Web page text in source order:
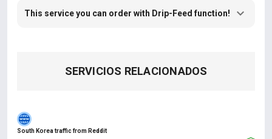
This service you can order with Drip-Feed function!
SERVICIOS RELACIONADOS
South Korea traffic from Reddit